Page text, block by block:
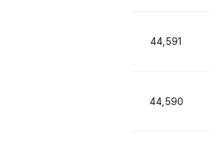
44,591
44,590